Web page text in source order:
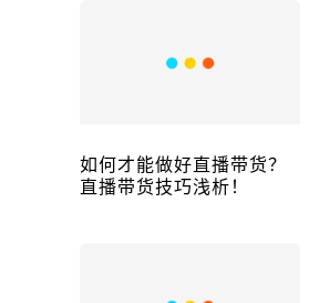
如何才能做好直播带货？
直播带货技巧浅析！